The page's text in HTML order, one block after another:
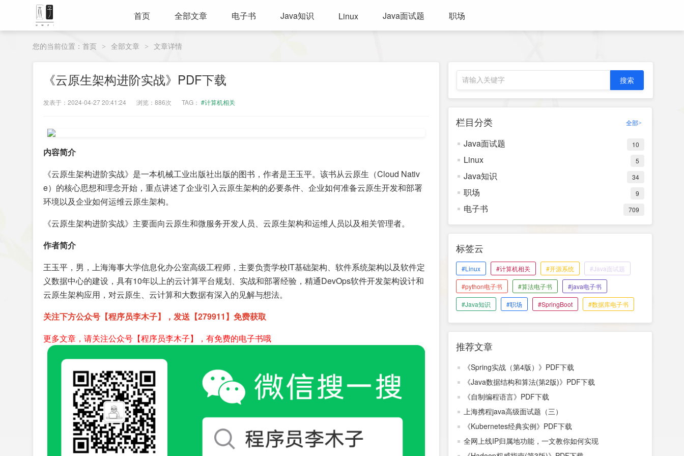
首页 全部文章 电子书 Java知识 Linux Java面试题 职场
您的当前位置： 首页 > 全部文章 > 文章详情
《云原生架构进阶实战》PDF下载
发表于：2024-04-27 20:41:24 浏览：886次 TAG： #计算机相关
内容简介
《云原生架构进阶实战》是一本机械工业出版社出版的图书，作者是王玉平。该书从云原生（Cloud Nativ
e）的核心思想和理念开始，重点讲述了企业引入云原生架构的必要条件、企业如何准备云原生开发和部署
环境以及企业如何运维云原生架构。
《云原生架构进阶实战》主要面向云原生和微服务开发人员、云原生架构和运维人员以及相关管理者。
作者简介
王玉平，男，上海海事大学信息化办公室高级工程师，主要负责学校IT基础架构、软件系统架构以及软件定
义数据中心的建设，具有10年以上的云计算平台规划、实战和部署经验，精通DevOps软件开发架构设计和
云原生架构应用，对云原生、云计算和大数据有深入的见解与想法。
关注下方公众号【程序员李木子】，发送【279911】免费获取
更多文章，请关注公众号【程序员李木子】，有免费的电子书哦
栏目分类 全部>
Java面试题 10
Linux 5
Java知识 34
职场 9
电子书 709
标签云
#Linux #计算机相关 #开源系统 #Java面试题
#python电子书 #算法电子书 #java电子书
#Java知识 #职场 #SpringBoot #数据库电子书
推荐文章
《Spring实战（第4版）》PDF下载
《Java数据结构和算法(第2版)》PDF下载
《自制编程语言》PDF下载
上海携程java高级面试题（三）
《Kubernetes经典实例》PDF下载
全网上线IP归属地功能，一文教你如何实现